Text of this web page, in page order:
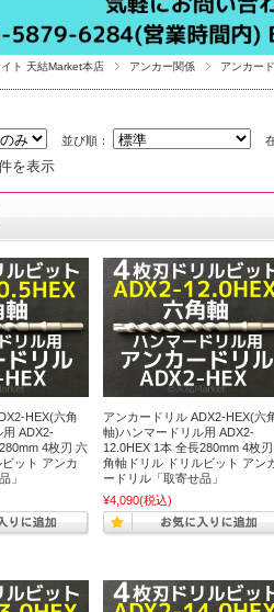
ト 天結Market本店 アンカー関係 アンカー
並び順：
を表示
HEX(六角
用 ADX2-
4枚刃 六
ット アンカ
」
アンカードリル ADX2-HEX(六
軸)ハンマードリル用 ADX2-
12.0HEX 1本 全長280mm 4枚
角軸ドリル ドリルビット アン
ードリル「取寄せ品」
¥4,090(税込)